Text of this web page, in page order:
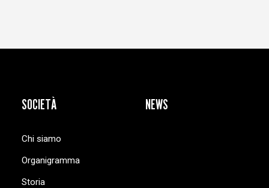
SOCIETÀ
Chi siamo
Organigramma
Storia
NEWS